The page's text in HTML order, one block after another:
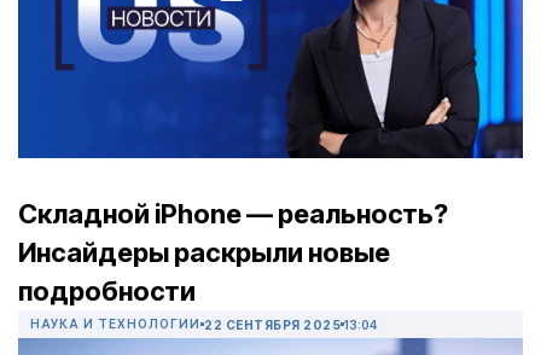
Складной iPhone — реальность?
Инсайдеры раскрыли новые
подробности
НАУКА И ТЕХНОЛОГИИ 22 СЕНТЯБРЯ 2025 13:04